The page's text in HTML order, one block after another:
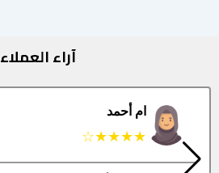
آراء العملاء
البتول
★★★★★